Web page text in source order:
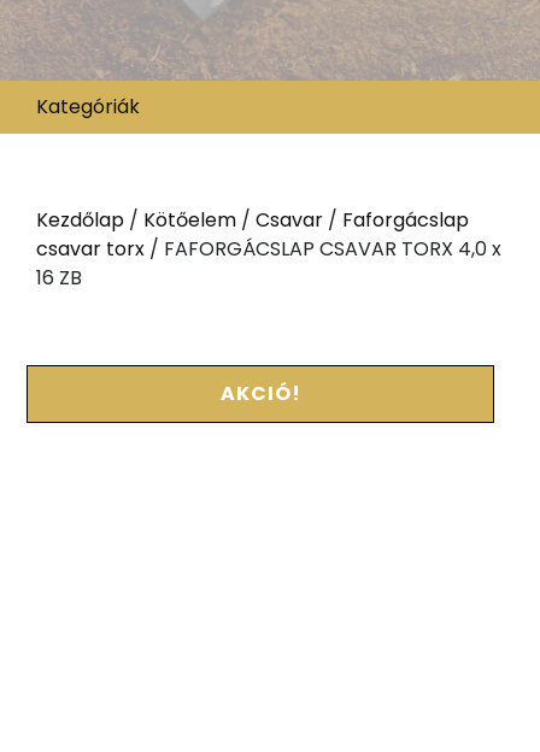
Kategóriák
Kezdőlap / Kötőelem / Csavar / Faforgácslap
csavar torx / FAFORGÁCSLAP CSAVAR TORX 4,0 x
16 ZB
AKCIÓ!